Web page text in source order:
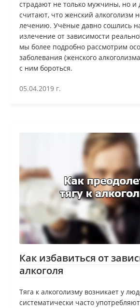
страдают не только мужчины, но
считают, что женский алкоголизм
лечению. Учёные давно сошлись
излечение от зависимости
мы более подробно рассмотрим
заболевания (женского
с ним бороться.
05.04.2019 г.
Как избавиться от
алкоголя
Тяга к алкоголизму возникает у
систематически часто